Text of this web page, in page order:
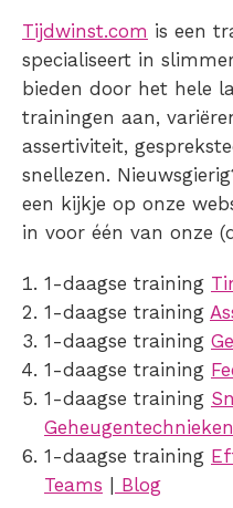
Tijdwinst.com is een
specialiseert in
bieden door het hele
trainingen aan,
assertiviteit,
snellezen.
een kijkje op onze
in voor één van onze
1-daagse training
1-daagse training
1-daagse training
1-daagse training
1-daagse training
Geheugentechnieken
1-daagse training
Teams
Blog